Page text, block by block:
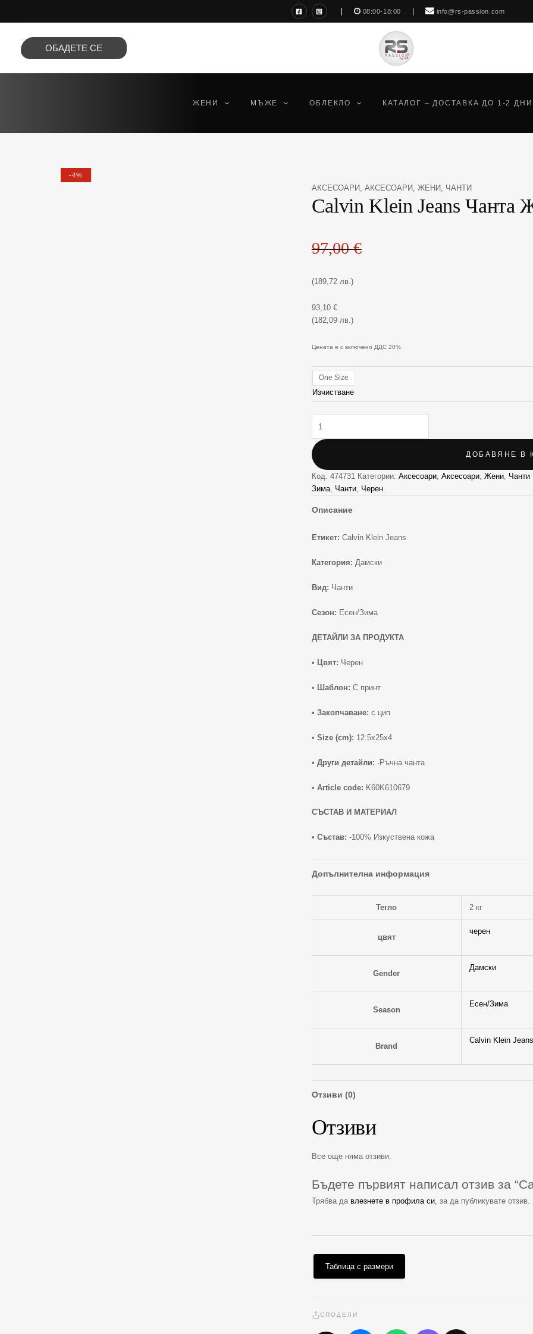
08:00-18:00 info@rs-passion.com
ОБАДЕТЕ СЕ
ЖЕНИ МЪЖЕ ОБЛЕКЛО КАТАЛОГ – ДОСТАВКА ДО 1-2 ДНИ
-4%
АКСЕСОАРИ, АКСЕСОАРИ, ЖЕНИ, ЧАНТИ
Calvin Klein Jeans Чанта
97,00€
(189,72 лв.)
Original
price
was:
93,10 €
(182,09 лв.)
Текущата
цена
е:
Цената е с включено ДДС 20%
One Size
Изчистване
количество
за
Calvin
Чанта
ДОБАВЯНЕ В
Код: 474731 Категории: Аксесоари, Аксесоари, Жени, Чанти
Зима, Чанти, Черен
Описание
Етикет: Calvin Klein Jeans
Категория: Дамски
Вид: Чанти
Сезон: Есен/Зима
ДЕТАЙЛИ ЗА ПРОДУКТА
• Цвят: Черен
• Шаблон: С принт
• Закопчаване: с цип
• Size (cm): 12.5x25x4
• Други детайли: -Ръчна чанта
• Article code: K60K610679
СЪСТАВ И МАТЕРИАЛ
• Състав: -100% Изкуствена кожа
Допълнителна информация
Тегло 2 кг
цвят
черен
Gender
Дамски
Season
Есен/Зима
Brand
Calvin Klein Jeans
Отзиви (0)
Отзиви
Все още няма отзиви.
Бъдете първият написал отзив за
Трябва да влезнете в профила си, за да публикувате отзив.
Таблица с размери
СПОДЕЛИ